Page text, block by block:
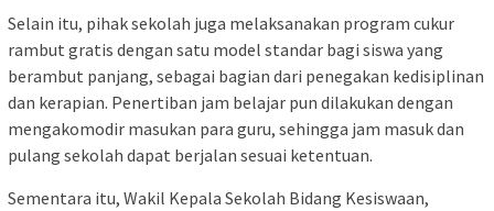
Selain itu, pihak sekolah juga melaksanakan program cukur
rambut gratis dengan satu model standar bagi siswa yang
berambut panjang, sebagai bagian dari penegakan kedisiplinan
dan kerapian. Penertiban jam belajar pun dilakukan dengan
mengakomodir masukan para guru, sehingga jam masuk dan
pulang sekolah dapat berjalan sesuai ketentuan.
Sementara itu, Wakil Kepala Sekolah Bidang Kesiswaan,